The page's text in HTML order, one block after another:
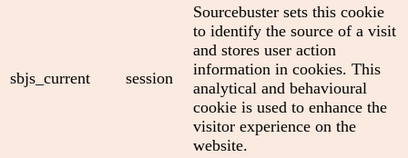
sbjs_current session
Sourcebuster sets this cookie
to identify the source of a visit
and stores user action
information in cookies. This
analytical and behavioural
cookie is used to enhance the
visitor experience on the
website.